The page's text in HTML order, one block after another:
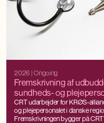
2026 | Ongoing
Fremskrivning af
sundheds- og
CRT udarbejder for KRØS-
og plejepersonalet i danske
Fremskrivningen bygger på